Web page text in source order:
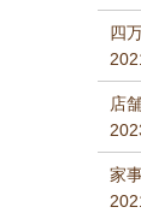
四
店
家